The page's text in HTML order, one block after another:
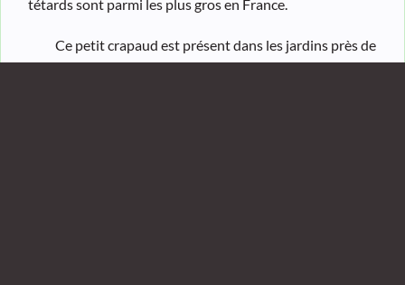
tétards sont parmi les plus gros en France.
Ce petit crapaud est présent dans les jardins près de
la digue de Moulineux et se fait entendre par une